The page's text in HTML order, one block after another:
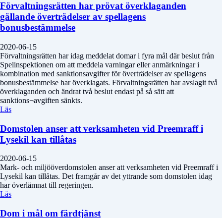
Förvaltningsrätten har prövat överklaganden
gällande överträdelser av spellagens
bonusbestämmelse
2020-06-15
Förvaltningsrätten har idag meddelat domar i fyra mål där beslut från
Spelinspektionen om att meddela varningar eller anmärkningar i
kombination med sanktionsavgifter för överträdelser av spellagens
bonusbestämmelse har överklagats. Förvaltningsrätten har avslagit två
överklaganden och ändrat två beslut endast på så sätt att
sanktions¬avgiften sänkts.
Läs
Domstolen anser att verksamheten vid Preemraff i
Lysekil kan tillåtas
2020-06-15
Mark- och miljööverdomstolen anser att verksamheten vid Preemraff i
Lysekil kan tillåtas. Det framgår av det yttrande som domstolen idag
har överlämnat till regeringen.
Läs
Dom i mål om färdtjänst